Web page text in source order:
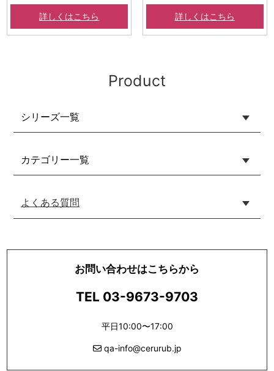
詳しくはこちら 詳しくはこちら
Product
シリーズ一覧
カテゴリー一覧
よくある質問
お問い合わせはこちらから
TEL 03-9673-9703
平日10:00〜17:00
qa-info@cerurub.jp